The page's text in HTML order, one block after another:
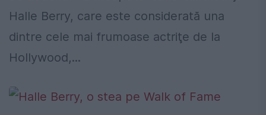
Halle Berry, care este considerată una
dintre cele mai frumoase actriţe de la
Hollywood,...